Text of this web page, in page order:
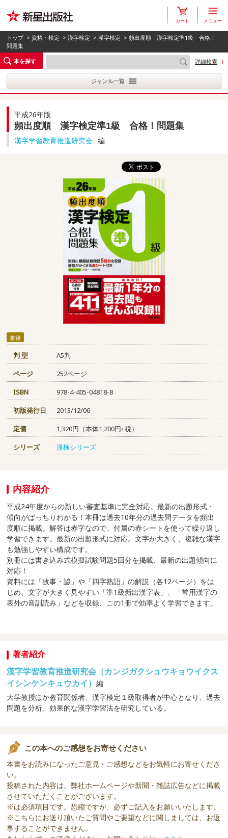
カート メニュー
トップ > 資格・検定 >漢字検定 >漢字検定 > 頻出度順 漢字検定準1級 合格！
問題集
本を探す
詳細検索
ジャンル一覧
平成26年版
頻出度順 漢字検定準1級 合格！問題集
漢字学習教育推進研究会 編
書籍
判 型
A5判
ページ
252ページ
ISBN
978-4-405-04818-8
初版発行日
2013/12/06
定価
1,320円（本体1,200円+税）
シリーズ
漢検シリーズ
内容紹介
平成24年度からの新しい審査基準に完全対応。最新の出題形式・
傾向がばっちりわかる！本冊は過去10年分の過去問データを頻出
度順に掲載。解答は赤字なので、付属の赤シートを使って繰り返し
学習できます。最新の出題形式に対応。文字が大きく、複雑な漢字
も勉強しやすい構成です。
別冊には書き込み式模擬試験問題5回分を掲載、最新の出題傾向に
対応！
資料には「故事・諺」や「四字熟語」の解説（各12ページ）をは
じめ、文字が大きく見やすい「準1級新出漢字表」、「常用漢字の
表外の音訓読み」などを収録、この1冊で効率よく学習できます。
著者紹介
漢字学習教育推進研究会（カンジガクシュウキョウイクス
イシンケンキュウカイ）編
大学教授ほか教育関係者、漢字検定１級取得者が中心となり、過去
問題を分析、効果的な漢字学習法を研究している。
この本へのご感想をお寄せください
本書をお読みになったご意見・ご感想などをお気軽にお寄せくださ
い。
投稿された内容は、弊社ホームページや新聞・雑誌広告などに掲載
させていただくことがございます。
※は必須項目です。恐縮ですが、必ずご記入をお願いいたします。
※こちらにお送り頂いたご質問やご要望などに関しましては、お返
事することができません。